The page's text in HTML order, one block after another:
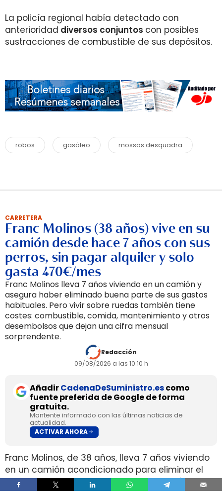
La policía regional había detectado con
anterioridad diversos conjuntos con posibles
sustracciones de combustible de sus depósitos.
robos gasóleo mossos desquadra
CARRETERA
Franc Molinos (38 años) vive en su
camión desde hace 7 años con sus
perros, sin pagar alquiler y solo
gasta 470€/mes
Franc Molinos lleva 7 años viviendo en un camión y
asegura haber eliminado buena parte de sus gastos
habituales. Pero vivir sobre ruedas también tiene
costes: combustible, comida, mantenimiento y otros
desembolsos que dejan una cifra mensual
sorprendente.
Redacción
09/08/2026 a las 10:10 h
AñadirCadenaDeSuministro.escomo
fuente preferida de Google de forma
gratuita.
Mantente informado con las últimas noticias de
actualidad.
ACTIVAR AHORA
Franc Molinos, de 38 años, lleva 7 años viviendo
en un camión acondicionado para eliminar el
alquiler y recortar sus gastos fijos. El vehículo
incorpora cocina, dormitorio, espacio de